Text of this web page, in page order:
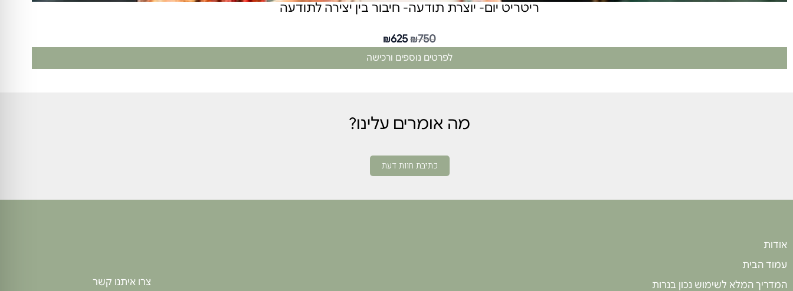
ריטריט יום- יוצרת תודעה- חיבור בין יצירה לתודעה
₪750
₪625
לפרטים נוספים ורכישה
מה אומרים עלינו?
כתיבת חוות דעת
אודות
עמוד הבית
המדריך המלא לשימוש נכון בנרות
צרו איתנו קשר